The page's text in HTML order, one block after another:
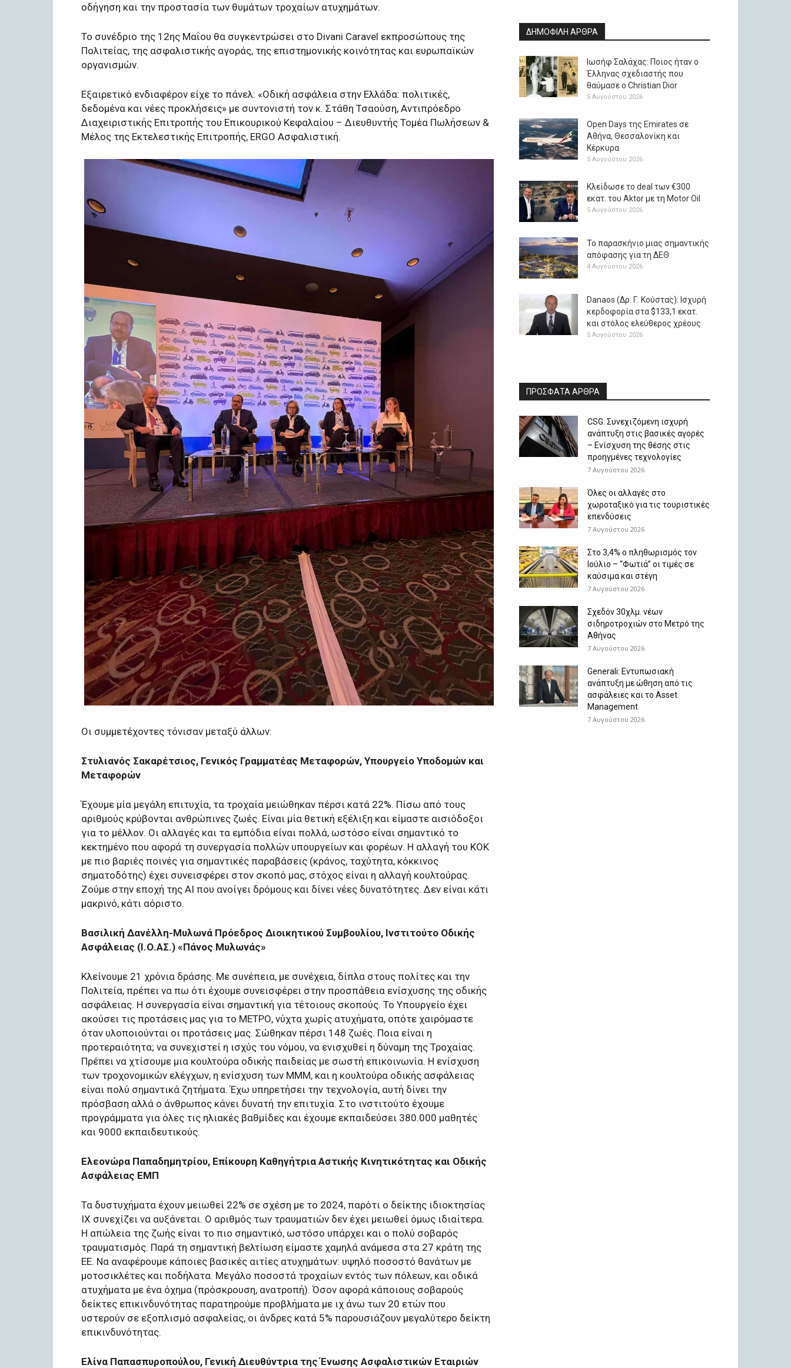
οδήγηση και την προστασία των θυμάτων τροχαίων ατυχημάτων.
Το συνέδριο της 12ης Μαΐου θα συγκεντρώσει στο Divani Caravel εκπροσώπους της
Πολιτείας, της ασφαλιστικής αγοράς, της επιστημονικής κοινότητας και ευρωπαϊκών
οργανισμών.
Εξαιρετικό ενδιαφέρον είχε το πάνελ: «Οδική ασφάλεια στην Ελλάδα: πολιτικές,
δεδομένα και νέες προκλήσεις» με συντονιστή τον κ. Στάθη Τσαούση, Αντιπρόεδρο
Διαχειριστικής Επιτροπής του Επικουρικού Κεφαλαίου – Διευθυντής Τομέα Πωλήσεων &
Μέλος της Εκτελεστικής Επιτροπής, ERGO Ασφαλιστική.
Οι συμμετέχοντες τόνισαν μεταξύ άλλων:
Στυλιανός Σακαρέτσιος, Γενικός Γραμματέας Μεταφορών, Υπουργείο Υποδομών και
Μεταφορών
Έχουμε μία μεγάλη επιτυχία, τα τροχαία μειώθηκαν πέρσι κατά 22%. Πίσω από τους
αριθμούς κρύβονται ανθρώπινες ζωές. Είναι μία θετική εξέλιξη και είμαστε αισιόδοξοι
για το μέλλον. Οι αλλαγές και τα εμπόδια είναι πολλά, ωστόσο είναι σημαντικό το
κεκτημένο που αφορά τη συνεργασία πολλών υπουργείων και φορέων. Η αλλαγή του ΚΟΚ
με πιο βαριές ποινές για σημαντικές παραβάσεις (κράνος, ταχύτητα, κόκκινος
σηματοδότης) έχει συνεισφέρει στον σκοπό μας, στόχος είναι η αλλαγή κουλτούρας.
Ζούμε στην εποχή της ΑΙ που ανοίγει δρόμους και δίνει νέες δυνατότητες. Δεν είναι κάτι
μακρινό, κάτι αόριστο.
Βασιλική Δανέλλη-Μυλωνά Πρόεδρος Διοικητικού Συμβουλίου, Ινστιτούτο Οδικής
Ασφάλειας (Ι.Ο.ΑΣ.) «Πάνος Μυλωνάς»
Κλείνουμε 21 χρόνια δράσης. Με συνέπεια, με συνέχεια, δίπλα στους πολίτες και την
Πολιτεία, πρέπει να πω ότι έχουμε συνεισφέρει στην προσπάθεια ενίσχυσης της οδικής
ασφάλειας. Η συνεργασία είναι σημαντική για τέτοιους σκοπούς. Το Υπουργείο έχει
ακούσει τις προτάσεις μας για το ΜΕΤΡΟ, νύχτα χωρίς ατυχήματα, οπότε χαιρόμαστε
όταν υλοποιούνται οι προτάσεις μας. Σώθηκαν πέρσι 148 ζωές. Ποια είναι η
προτεραιότητα; να συνεχιστεί η ισχύς του νόμου, να ενισχυθεί η δύναμη της Τροχαίας.
Πρέπει να χτίσουμε μια κουλτούρα οδικής παιδείας με σωστή επικοινωνία. Η ενίσχυση
των τροχονομικών ελέγχων, η ενίσχυση των ΜΜΜ, και η κουλτούρα οδικής ασφάλειας
είναι πολύ σημαντικά ζητήματα. Έχω υπηρετήσει την τεχνολογία, αυτή δίνει την
πρόσβαση αλλά ο άνθρωπος κάνει δυνατή την επιτυχία. Στο ινστιτούτο έχουμε
προγράμματα για όλες τις ηλιακές βαθμίδες και έχουμε εκπαιδεύσει 380.000 μαθητές
και 9000 εκπαιδευτικούς.
Ελεονώρα Παπαδημητρίου, Επίκουρη Καθηγήτρια Αστικής Κινητικότητας και Οδικής
Ασφάλειας ΕΜΠ
Τα δυστυχήματα έχουν μειωθεί 22% σε σχέση με το 2024, παρότι ο δείκτης ιδιοκτησίας
ΙΧ συνεχίζει να αυξάνεται. Ο αριθμός των τραυματιών δεν έχει μειωθεί όμως ιδιαίτερα.
Η απώλεια της ζωής είναι το πιο σημαντικό, ωστόσο υπάρχει και ο πολύ σοβαρός
τραυματισμός. Παρά τη σημαντική βελτίωση είμαστε χαμηλά ανάμεσα στα 27 κράτη της
ΕΕ. Να αναφέρουμε κάποιες βασικές αιτίες ατυχημάτων: υψηλό ποσοστό θανάτων με
μοτοσικλέτες και ποδήλατα. Μεγάλο ποσοστά τροχαίων εντός των πόλεων, και οδικά
ατυχήματα με ένα όχημα (πρόσκρουση, ανατροπή). Όσον αφορά κάποιους σοβαρούς
δείκτες επικινδυνότητας παρατηρούμε προβλήματα με ιχ άνω των 20 ετών που
υστερούν σε εξοπλισμό ασφαλείας, οι άνδρες κατά 5% παρουσιάζουν μεγαλύτερο δείκτη
επικινδυνότητας.
Ελίνα Παπασπυροπούλου, Γενική Διευθύντρια της Ένωσης Ασφαλιστικών Εταιριών
ΔΗΜΟΦΙΛΗ ΑΡΘΡΑ
Ιωσήφ Σαλάχας: Ποιος ήταν ο
Έλληνας σχεδιαστής που
θαύμασε ο Christian Dior
5 Αυγούστου 2026
Open Days της Emirates σε
Αθήνα, Θεσσαλονίκη και
Κέρκυρα
5 Αυγούστου 2026
Κλείδωσε το deal των €300
εκατ. του Aktor με τη Μotor Oil
5 Αυγούστου 2026
Το παρασκήνιο μιας σημαντικής
απόφασης για τη ΔΕΘ
4 Αυγούστου 2026
Danaos (Δρ. Γ. Κούστας): Ισχυρή
κερδοφορία στα $133,1 εκατ.
και στόλος ελεύθερος χρέους
5 Αυγούστου 2026
ΠΡΟΣΦΑΤΑ ΑΡΘΡΑ
CSG: Συνεχιζόμενη ισχυρή
ανάπτυξη στις βασικές αγορές
– Ενίσχυση της θέσης στις
προηγμένες τεχνολογίες
7 Αυγούστου 2026
Όλες οι αλλαγές στο
χωροταξικό για τις τουριστικές
επενδύσεις
7 Αυγούστου 2026
Στο 3,4% ο πληθωρισμός τον
Ιούλιο – “Φωτιά” οι τιμές σε
καύσιμα και στέγη
7 Αυγούστου 2026
Σχεδόν 30χλμ. νέων
σιδηροτροχιών στο Μετρό της
Αθήνας
7 Αυγούστου 2026
Generali: Eντυπωσιακή
ανάπτυξη με ώθηση από τις
ασφάλειες και το Asset
Management
7 Αυγούστου 2026